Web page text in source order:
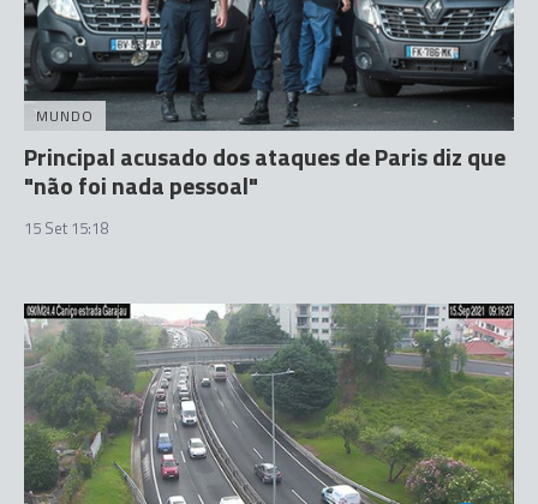
MUNDO
Principal acusado dos ataques de Paris diz que
"não foi nada pessoal"
15 Set 15:18